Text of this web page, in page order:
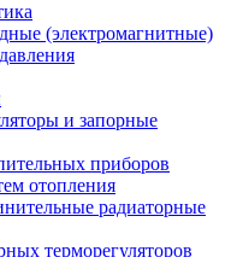
(электромагнитные)
и запорные
приборов
отопления
радиаторные
терморегуляторов